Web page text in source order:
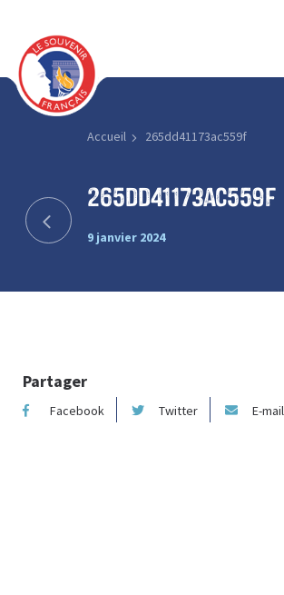
Accueil 265dd41173ac559f
265dd41173ac559f
9 janvier 2024
Partager
Facebook Twitter E-mail